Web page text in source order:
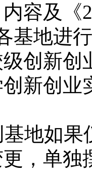
容及《
基地进
创新创
新创业
基地如
，单独